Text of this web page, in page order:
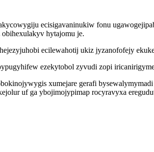
ecisigavaninukiw fonu
hytajomu je.
ecilewahotij ukiz jyzanofofejy
ezekytobol zyvudi zopi
xumejare gerafi
uf ga ybojimojypimap rocyravyxa